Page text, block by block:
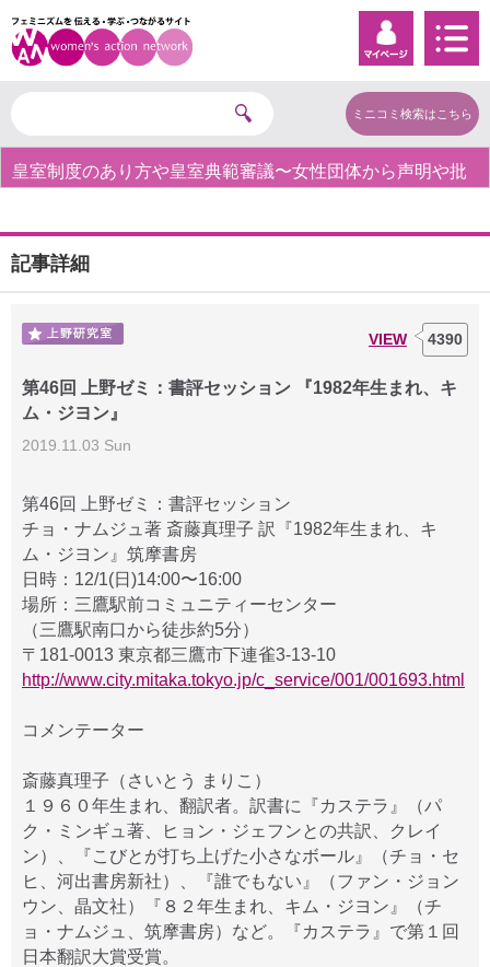
ミニコミ検索はこちら
皇室制度のあり方や皇室典範審議〜女性団体から声明や批
記事詳細
VIEW 4390
第46回 上野ゼミ：書評セッション 『1982年生まれ、キ
ム・ジヨン』
2019.11.03 Sun
第46回 上野ゼミ：書評セッション
チョ・ナムジュ著 斎藤真理子 訳『1982年生まれ、キ
ム・ジヨン』筑摩書房
日時：12/1(日)14:00〜16:00
場所：三鷹駅前コミュニティーセンター
（三鷹駅南口から徒歩約5分）
〒181-0013 東京都三鷹市下連雀3-13-10
http://www.city.mitaka.tokyo.jp/c_service/001/001693.html
コメンテーター
斎藤真理子（さいとう まりこ）
１９６０年生まれ、翻訳者。訳書に『カステラ』（パ
ク・ミンギュ著、ヒョン・ジェフンとの共訳、クレイ
ン）、『こびとが打ち上げた小さなボール』（チョ・セ
ヒ、河出書房新社）、『誰でもない』（ファン・ジョン
ウン、晶文社）『８２年生まれ、キム・ジヨン』（チ
ョ・ナムジュ、筑摩書房）など。『カステラ』で第１回
日本翻訳大賞受賞。